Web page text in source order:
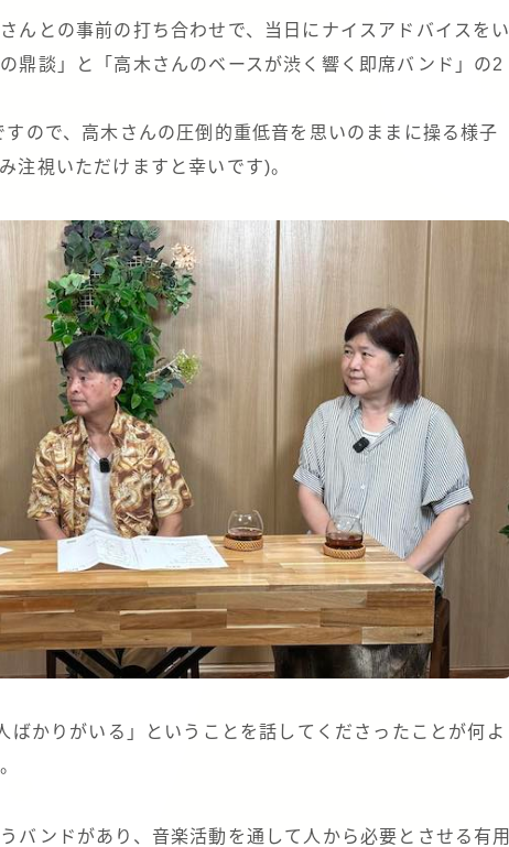
んとの事前の打ち合わせで、当日にナイスアドバイスをい
鼎談」と「高木さんのベースが渋く響く即席バンド」の2
ので、高木さんの圧倒的重低音を思いのままに操る様子
注視いただけますと幸いです)。
かりがいる」ということを話してくださったことが何よ
バンドがあり、音楽活動を通して人から必要とさせる有用